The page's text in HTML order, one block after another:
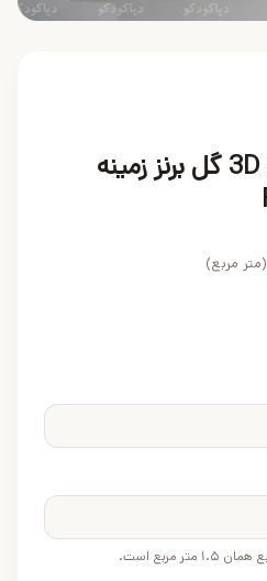
پرده سیلوئت طرح 3D گل برنز زمینه
(متر مربع)